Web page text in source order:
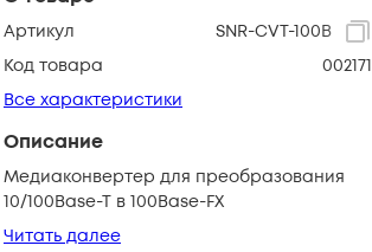
Артикул
SNR-CVT-100B
Код товара
002171
Все характеристики
Описание
Медиаконвертер для преобразования
10/100Base-T в 100Base-FX
Читать далее